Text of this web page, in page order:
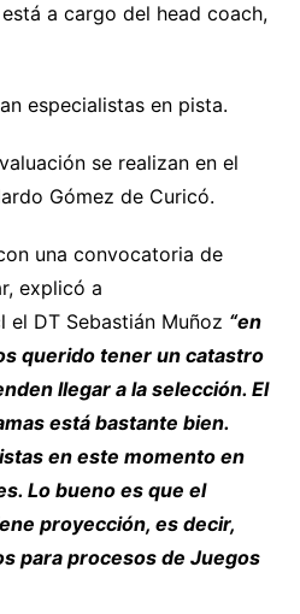
a cargo del head coach,
especialistas en pista.
se realizan en el
Gómez de Curicó.
una convocatoria de
explicó a
DT Sebastián Muñoz “en
querido tener un catastro
llegar a la selección. El
está bastante bien.
en este momento en
Lo bueno es que el
proyección, es decir,
para procesos de Juegos